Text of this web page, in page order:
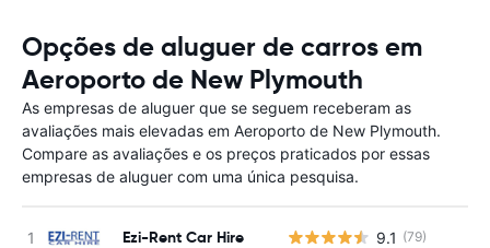
Opções de aluguer de carros em
Aeroporto de New Plymouth
As empresas de aluguer que se seguem receberam as
avaliações mais elevadas em Aeroporto de New Plymouth.
Compare as avaliações e os preços praticados por essas
empresas de aluguer com uma única pesquisa.
Ezi-Rent Car Hire 9.1 (79)